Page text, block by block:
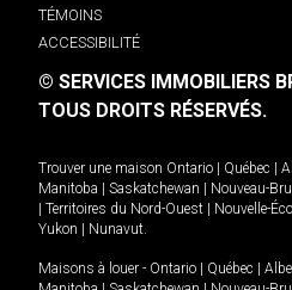
TÉMOINS
ACCESSIBILITÉ
© SERVICES IMMOBILIERS
TOUS DROITS RÉSERVÉS.
Trouver une maison Ontario Québec
Manitoba
Saskatchewan Nouveau-
Territoires du Nord-Ouest Nouvelle-
Yukon
Nunavut.
Maisons à louer - Ontario Québec